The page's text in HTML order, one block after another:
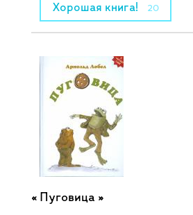
Хорошая книга! 20
Пуговица »